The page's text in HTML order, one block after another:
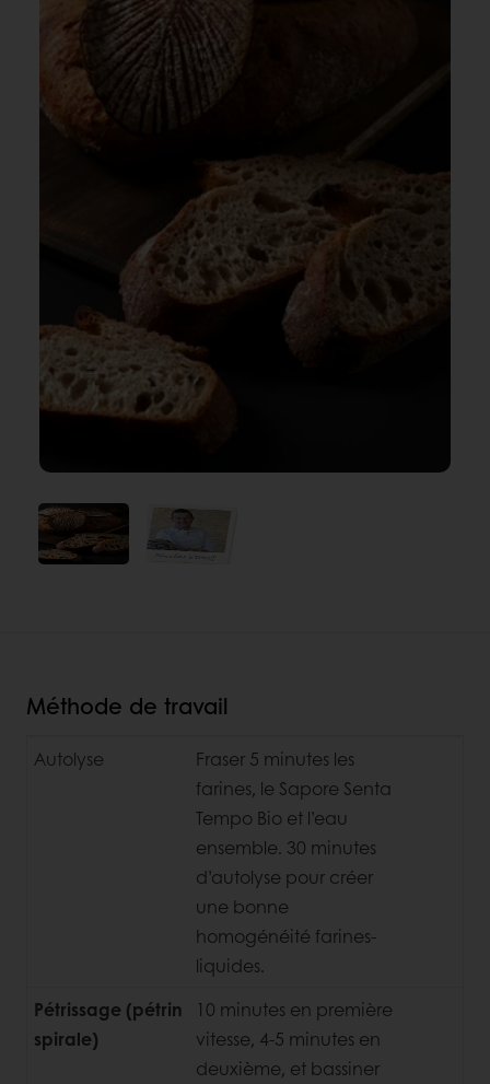
Méthode de travail
Autolyse
Fraser 5 minutes les
farines, le Sapore Senta
Tempo Bio et l’eau
ensemble. 30 minutes
d’autolyse pour créer
une bonne
homogénéité farines-
liquides.
Pétrissage (pétrin
spirale)
10 minutes en première
vitesse, 4-5 minutes en
deuxième, et bassiner